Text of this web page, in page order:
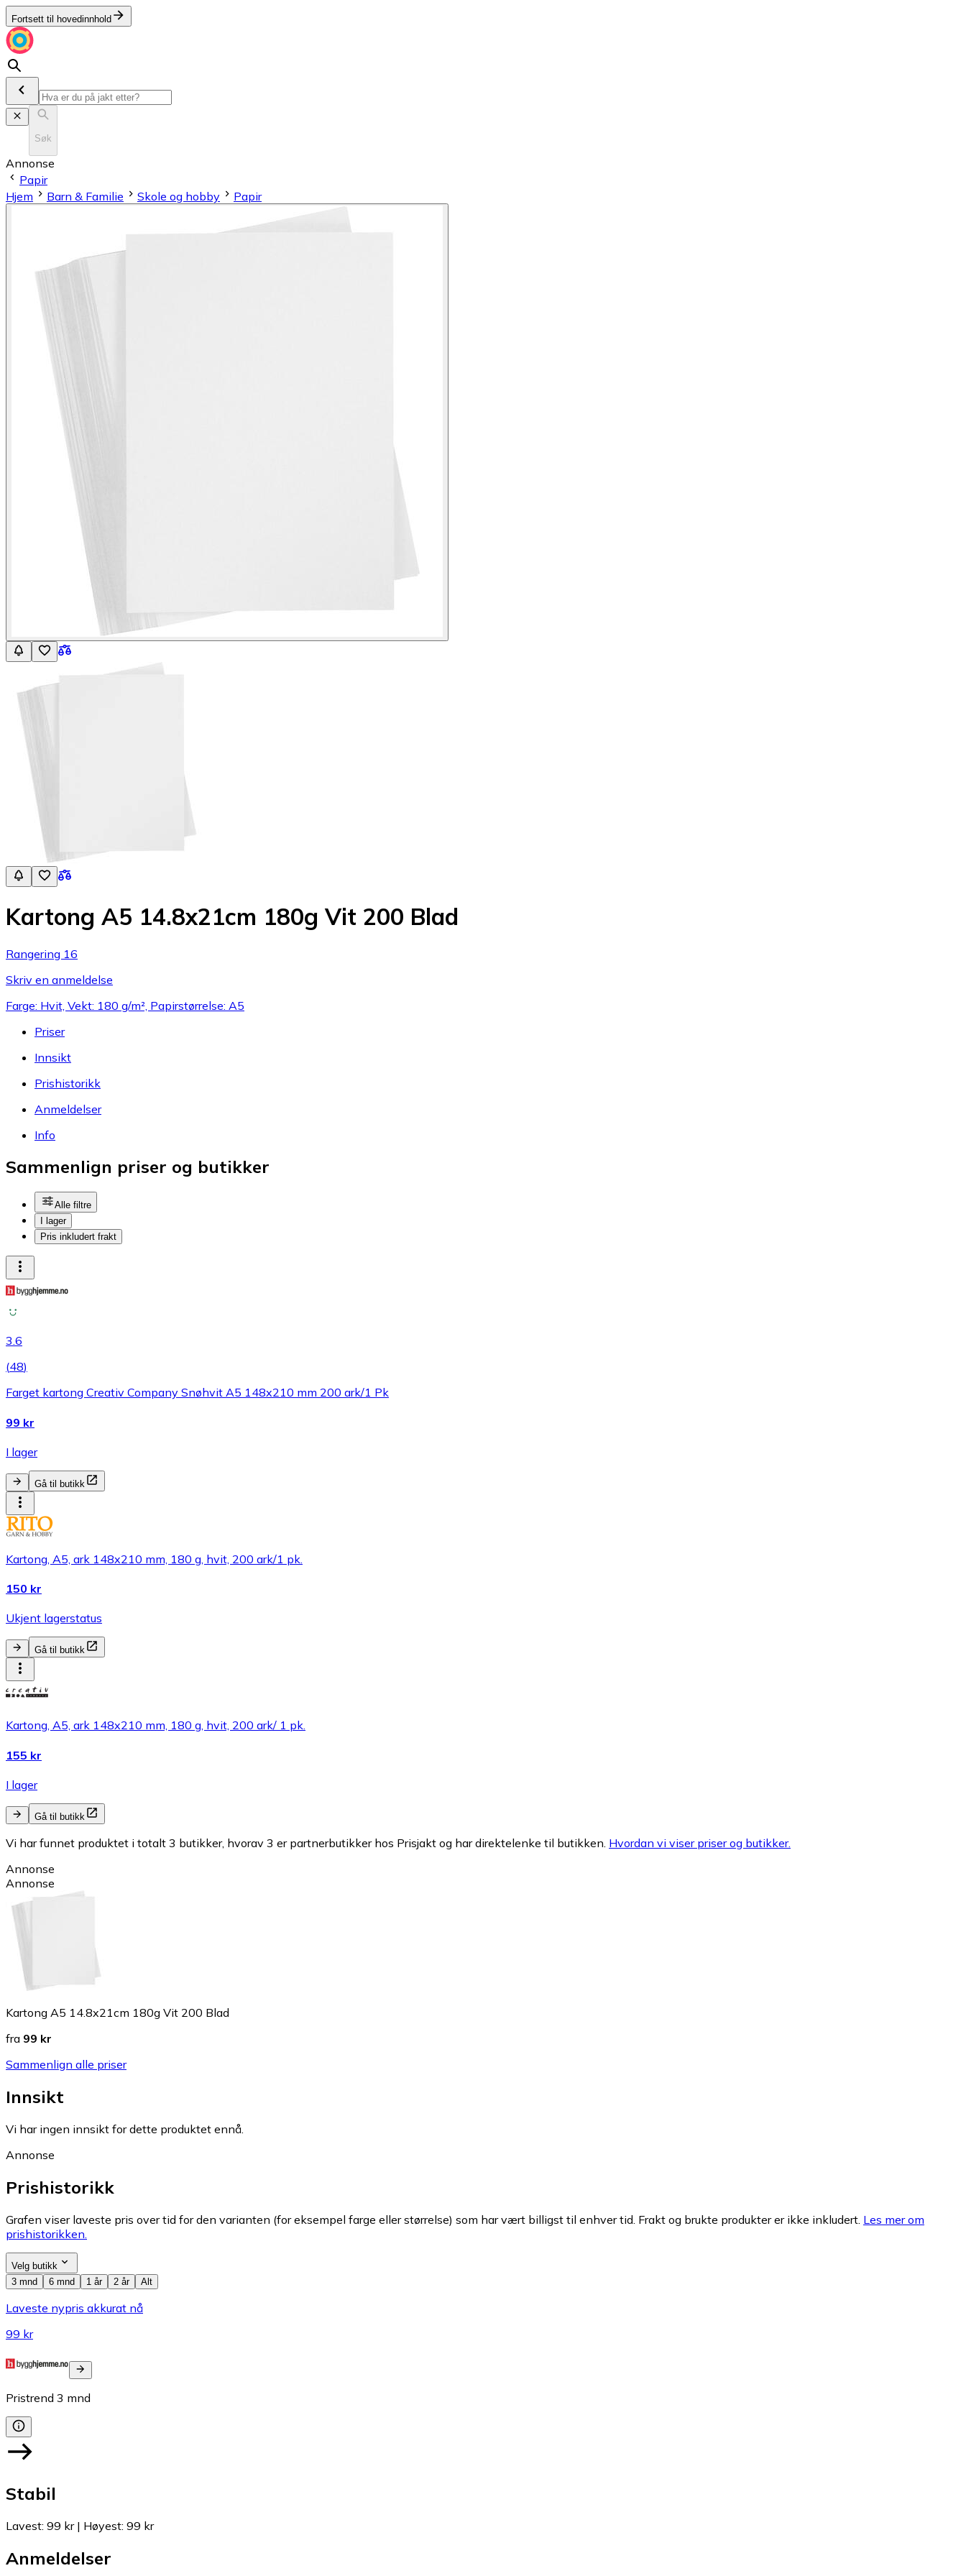
Fortsett til hovedinnhold
Søk
Annonse
Papir
Hjem
Barn & Familie Skole og hobby Papir
Kartong A5 14.8x21cm 180g Vit 200 Blad
Rangering 16
Skriv en anmeldelse
Farge: Hvit, Vekt: 180 g/m², Papirstørrelse: A5
Priser
Innsikt
Prishistorikk
Anmeldelser
Info
Sammenlign priser og butikker
Alle filtre
I lager
Pris inkludert frakt
3.6
(48)
Farget kartong Creativ Company Snøhvit A5 148x210 mm 200 ark/1 Pk
99 kr
I lager
Gå til butikk
Kartong, A5, ark 148x210 mm, 180 g, hvit, 200 ark/1 pk.
150 kr
Ukjent lagerstatus
Gå til butikk
Kartong, A5, ark 148x210 mm, 180 g, hvit, 200 ark/ 1 pk.
155 kr
I lager
Gå til butikk
Vi har funnet produktet i totalt 3 butikker, hvorav 3 er partnerbutikker hos Prisjakt og har direktelenke til butikken. Hvordan vi viser priser og butikker.
Annonse
Annonse
Kartong A5 14.8x21cm 180g Vit 200 Blad
fra 99 kr
Sammenlign alle priser
Innsikt
Vi har ingen innsikt for dette produktet ennå.
Annonse
Prishistorikk
Grafen viser laveste pris over tid for den varianten (for eksempel farge eller størrelse) som har vært billigst til enhver tid. Frakt og brukte produkter er ikke inkludert. Les mer om
prishistorikken.
Velg butikk
3 mnd
6 mnd 1 år 2 år Alt
Laveste nypris akkurat nå
99 kr
Pristrend 3 mnd
Stabil
Lavest: 99 kr| Høyest: 99 kr
Anmeldelser